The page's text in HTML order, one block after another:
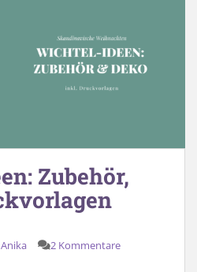
Zubehör,
Anika 2 Kommentare